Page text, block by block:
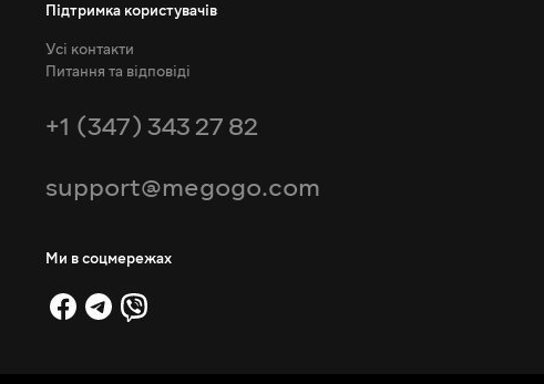
Підтримка користувачів
Усі контакти
Питання та відповіді
+1 (347) 343 27 82
support@megogo.com
Ми в соцмережах